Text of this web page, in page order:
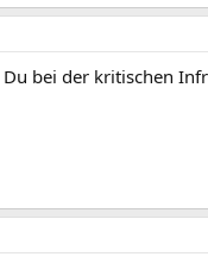
bei der kritischen